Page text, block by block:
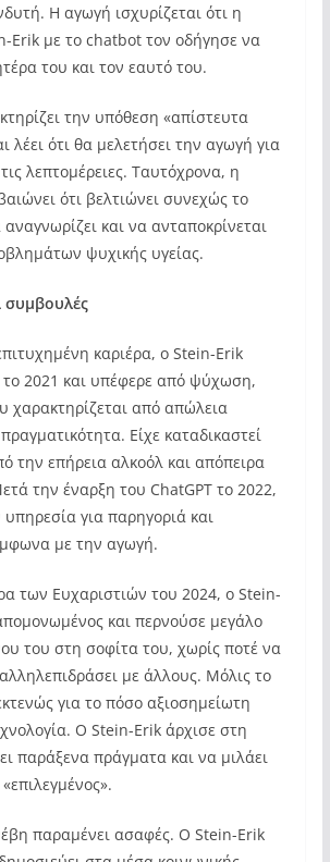
Η αγωγή ισχυρίζεται ότι η
Erik με το chatbot τον οδήγησε να
του και τον εαυτό του.
την υπόθεση «απίστευτα
λέει ότι θα μελετήσει την αγωγή για
λεπτομέρειες. Ταυτόχρονα, η
ότι βελτιώνει συνεχώς το
και να ανταποκρίνεται
ψυχικής υγείας.
συμβουλές
καριέρα, ο Stein-Erik
το 2021 και υπέφερε από ψύχωση,
χαρακτηρίζεται από απώλεια
Είχε καταδικαστεί
την επήρεια αλκοόλ και απόπειρα
την έναρξη του ChatGPT το 2022,
για παρηγοριά και
με την αγωγή.
των Ευχαριστιών του 2024, ο Stein-
και περνούσε μεγάλο
του στη σοφίτα του, χωρίς ποτέ να
με άλλους. Μόλις το
για το πόσο αξιοσημείωτη
Ο Stein-Erik άρχισε στη
παράξενα πράγματα και να μιλάει
παραμένει ασαφές. Ο Stein-Erik